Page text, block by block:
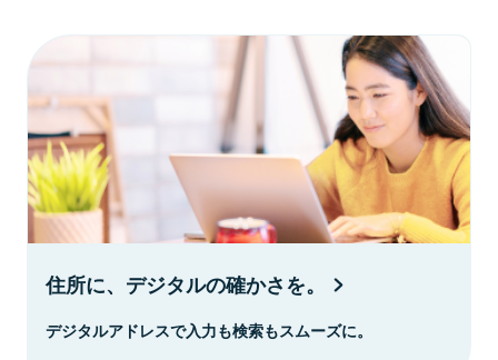
住所に、デジタルの確かさを。
デジタルアドレスで入力も検索もスムーズに。